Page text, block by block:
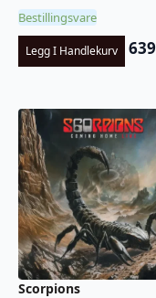
Bestillingsvare
Legg I Handlekurv 639
Scorpions